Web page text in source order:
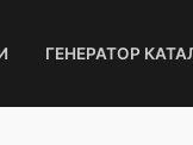
ГЕНЕРАТОР